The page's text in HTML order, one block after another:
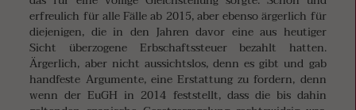
erfreulich für alle Fälle ab 2015, aber ebenso ärgerlich für
diejenigen, die in den Jahren davor eine aus heutiger
Sicht überzogene Erbschaftssteuer bezahlt hatten.
Ärgerlich, aber nicht aussichtslos, denn es gibt und gab
handfeste Argumente, eine Erstattung zu fordern, denn
wenn der EuGH in 2014 feststellt, dass die bis dahin